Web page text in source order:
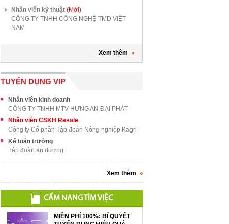
Nhân viên kỹ thuật (Mới)
CÔNG TY TNHH CÔNG NGHỆ TMD VIỆT
NAM
Xem thêm
TUYỂN DỤNG VIP
Nhân viên kinh doanh
CÔNG TY TNHH MTV HƯNG AN ĐẠI PHÁT
Nhân viên CSKH Resale
Công ty Cổ phần Tập đoàn Nông nghiệp Kagri
Kế toán trưởng
Tập đoàn an dương
Xem thêm
CẨM NANG TÌM VIỆC
MIỄN PHÍ 100%: BÍ QUYẾT